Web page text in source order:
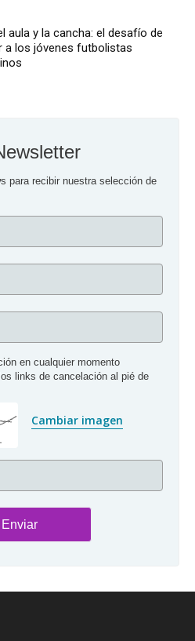
aula y la cancha: el desafío de
a los jóvenes futbolistas
para recibir nuestra selección de
en cualquier momento
links de cancelación al pié de
Cambiar imagen